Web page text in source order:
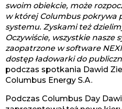
swoim obiekcie, może
w której Columbus pokrywa
systemu. Zyskami też
Oczywiście, wszystkie nasze
zaopatrzone w software
dostęp ładowarki do
podczas spotkania Dawid
Columbus Energy S.A.
Podczas Columbus Day